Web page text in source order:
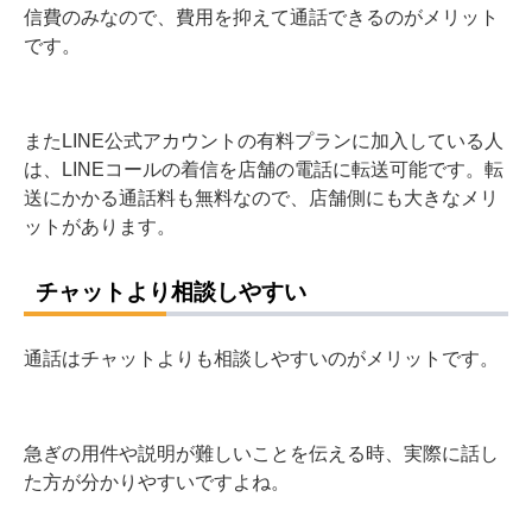
信費のみなので、費用を抑えて通話できるのがメリット
です。
またLINE公式アカウントの有料プランに加入している人
は、LINEコールの着信を店舗の電話に転送可能です。転
送にかかる通話料も無料なので、店舗側にも大きなメリ
ットがあります。
チャットより相談しやすい
通話はチャットよりも相談しやすいのがメリットです。
急ぎの用件や説明が難しいことを伝える時、実際に話し
た方が分かりやすいですよね。